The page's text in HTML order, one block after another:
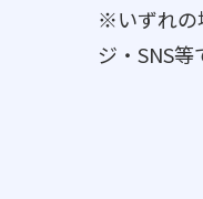
※いずれの
ジ・SNS